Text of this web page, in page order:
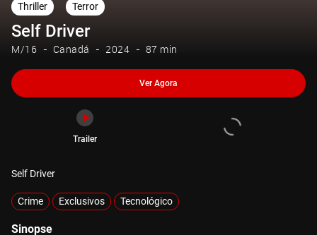
Thriller Terror
Self Driver
M/16 Canadá 2024 87 min
Ver Agora
Trailer
Self Driver
Crime Exclusivos Tecnológico
Sinopse